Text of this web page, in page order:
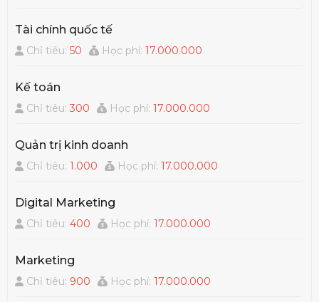
Tài chính quốc tế
Chỉ tiêu:50 Học phí:17.000.000
Kế toán
Chỉ tiêu:300 Học phí:17.000.000
Quản trị kinh doanh
Chỉ tiêu:1.000 Học phí:17.000.000
Digital Marketing
Chỉ tiêu:400 Học phí:17.000.000
Marketing
Chỉ tiêu: 900 Học phí:17.000.000